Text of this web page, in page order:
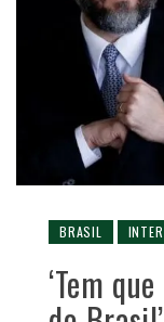
BRASIL
‘Tem